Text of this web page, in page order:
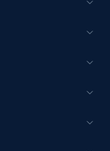
Final
by